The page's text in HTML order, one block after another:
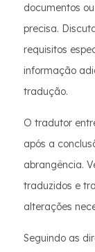
documentos
precisa.
requisitos
informação
tradução.
O tradutor
após a
abrangência.
traduzidos e
alterações
Seguindo as